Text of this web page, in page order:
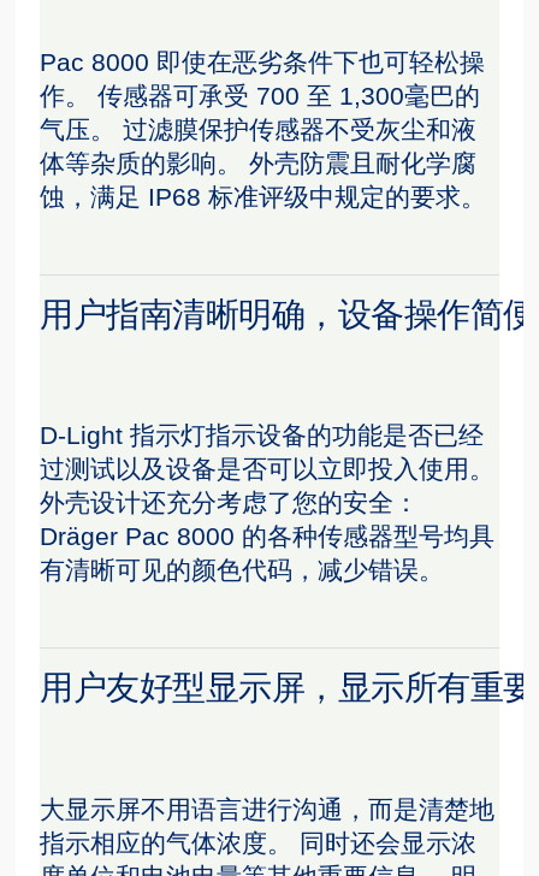
Pac 8000 即使在恶劣条件下也可轻松操
作。 传感器可承受 700 至 1,300毫巴的
气压。 过滤膜保护传感器不受灰尘和液
体等杂质的影响。 外壳防震且耐化学腐
蚀，满足 IP68 标准评级中规定的要求。
用户指南清晰明确，设备操作简便
D-Light 指示灯指示设备的功能是否已经
过测试以及设备是否可以立即投入使用。
外壳设计还充分考虑了您的安全：
Dräger Pac 8000 的各种传感器型号均具
有清晰可见的颜色代码，减少错误。
用户友好型显示屏，显示所有重
大显示屏不用语言进行沟通，而是清楚地
指示相应的气体浓度。 同时还会显示浓